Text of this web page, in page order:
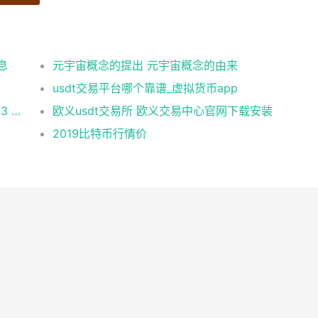
元宇宙概念的提出 元宇宙概念的由来
usdt交易平台哪个靠谱_虚拟货币app
币安 在美国市场正式上线，开启加密与 Web3 创新的全新时代！
欧义usdt交易所 欧义交易中心官网下载安装
2019比特币行情价